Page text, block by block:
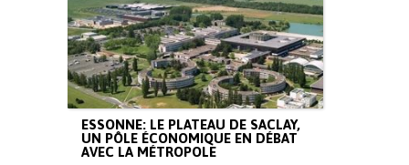
ESSONNE: LE PLATEAU DE SACLAY,
UN PÔLE ÉCONOMIQUE EN DÉBAT
AVEC LA MÉTROPOLE